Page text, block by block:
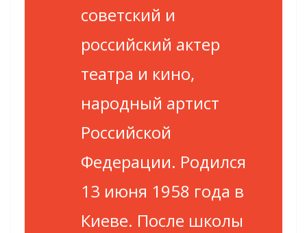
советский и
российский актер
театра и кино,
народный артист
Российской
Федерации. Родился
13 июня 1958 года в
Киеве. После школы